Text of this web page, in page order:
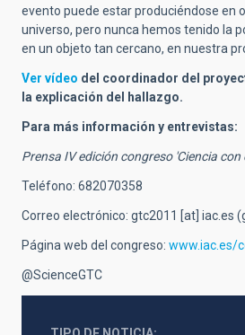
evento puede estar produciéndose en
universo, pero nunca hemos tenido la
en un objeto tan cercano, en nuestra
Ver vídeo del coordinador del
la explicación del hallazgo.
Para más información y entrevistas:
Prensa IV edición congreso 'Ciencia con
Teléfono: 682070358
Correo electrónico: gtc2011 [at] iac.es
Página web del congreso: www.iac.es/
@ScienceGTC